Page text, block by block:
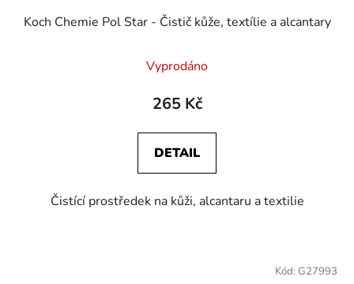
Koch Chemie Pol Star - Čistič kůže, textílie a alcantary
Vyprodáno
265 Kč
DETAIL
Čistící prostředek na kůži, alcantaru a textilie
Kód: G27993